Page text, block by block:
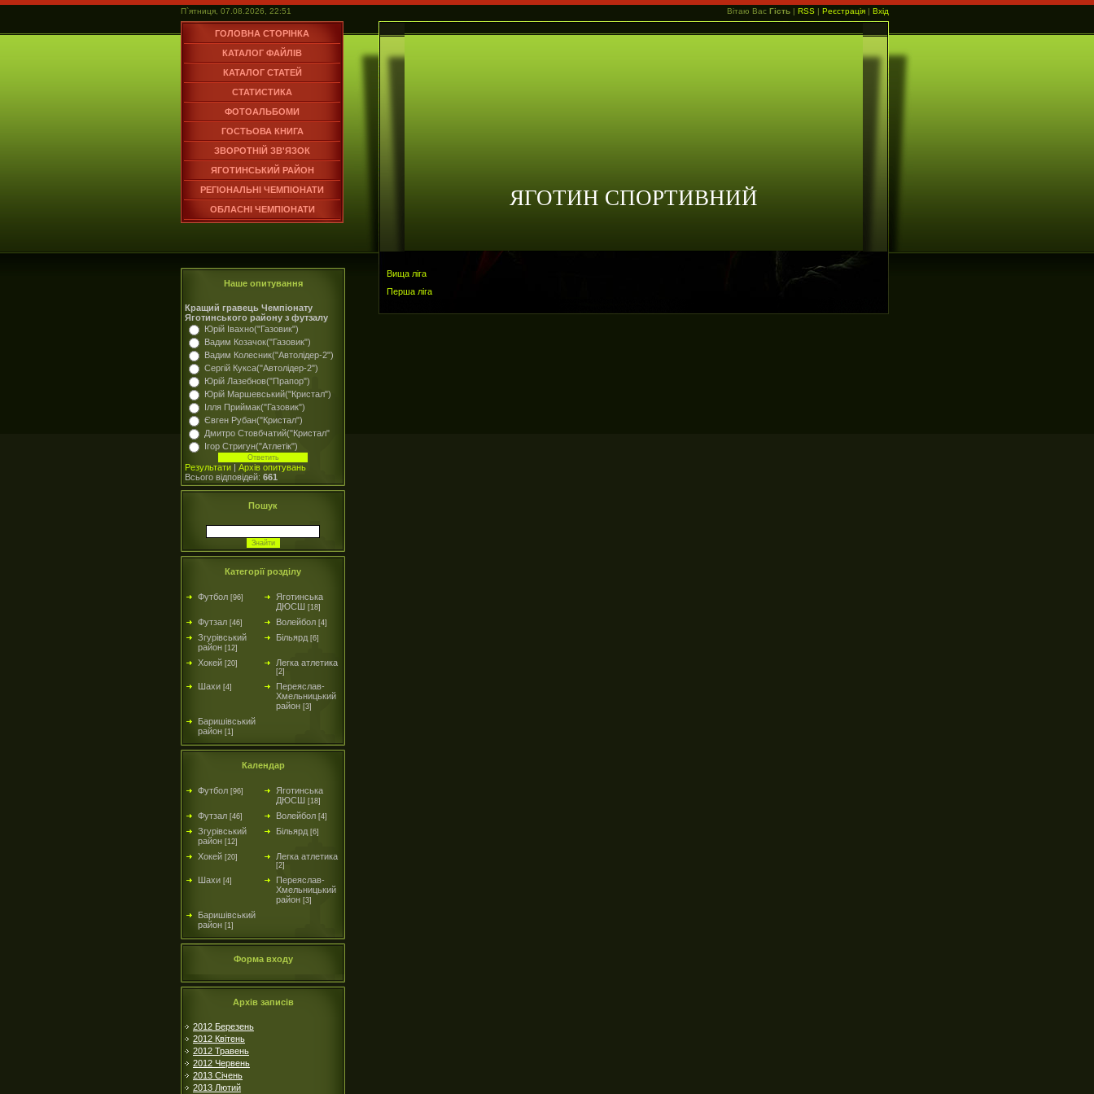
П`ятниця, 07.08.2026, 22:51 Вітаю Вас Гість | RSS | Реєстрація | Вхід
ГОЛОВНА СТОРІНКА
КАТАЛОГ ФАЙЛІВ
КАТАЛОГ СТАТЕЙ
СТАТИСТИКА
ФОТОАЛЬБОМИ
ГОСТЬОВА КНИГА
ЗВОРОТНІЙ ЗВ'ЯЗОК
ЯГОТИНСЬКИЙ РАЙОН
РЕГІОНАЛЬНІ ЧЕМПІОНАТИ
ОБЛАСНІ ЧЕМПІОНАТИ
ЯГОТИН СПОРТИВНИЙ
Наше опитування
Кращий гравець Чемпіонату
Яготинського району з футзалу
Юрій Івахно("Газовик")
Вадим Козачок("Газовик")
Вадим Колесник("Автолідер-2")
Сергій Кукса("Автолідер-2")
Юрій Лазебнов("Прапор")
Юрій Маршевський("Кристал")
Ілля Приймак("Газовик")
Євген Рубан("Кристал")
Дмитро Стовбчатий("Кристал"
Ігор Стригун("Атлетік")
Результати | Архів опитувань
Всього відповідей: 661
Пошук
Категорії розділу
Футбол [96]
Яготинська
ДЮСШ [18]
Футзал [46] Волейбол [4]
Згурівський
район [12]
Більярд [6]
Хокей [20] Легка атлетика
[2]
Шахи [4]
Переяслав-
Хмельницький
район [3]
Баришівський
район [1]
Календар
Футбол [96]
Яготинська
ДЮСШ [18]
Футзал [46] Волейбол [4]
Згурівський
район [12]
Більярд [6]
Хокей [20] Легка атлетика
[2]
Шахи [4]
Переяслав-
Хмельницький
район [3]
Баришівський
район [1]
Форма входу
Архів записів
2012 Березень
2012 Квітень
2012 Травень
2012 Червень
2013 Січень
2013 Лютий
Вища ліга
Перша ліга